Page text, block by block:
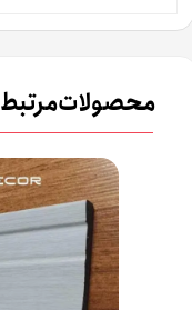
محصولات مرتبط